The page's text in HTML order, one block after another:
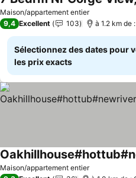
Maison/appartement entier
Consulter les prix
9,4 Excellent 103 à 1.2 km de
Sélectionnez des dates pour
les prix exacts
Maison/appartement entier
Consulter les prix